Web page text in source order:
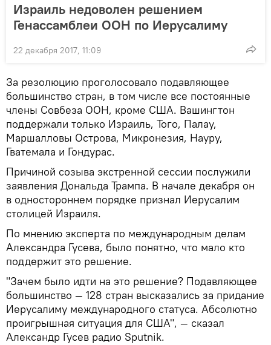
Израиль недоволен решением
Генассамблеи ООН по Иерусалиму
22 декабря 2017, 11:09
За резолюцию проголосовало подавляющее
большинство стран, в том числе все постоянные
члены Совбеза ООН, кроме США. Вашингтон
поддержали только Израиль, Того, Палау,
Маршалловы Острова, Микронезия, Науру,
Гватемала и Гондурас.
Причиной созыва экстренной сессии послужили
заявления Дональда Трампа. В начале декабря он
в одностороннем порядке признал Иерусалим
столицей Израиля.
По мнению эксперта по международным делам
Александра Гусева, было понятно, что мало кто
поддержит это решение.
"Зачем было идти на это решение? Подавляющее
большинство — 128 стран высказались за придание
Иерусалиму международного статуса. Абсолютно
проигрышная ситуация для США", — сказал
Александр Гусев радио Sputnik.